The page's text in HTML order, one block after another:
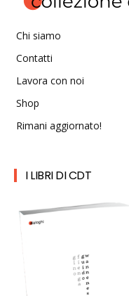
Chi siamo
Contatti
Lavora con noi
Shop
Rimani aggiornato!
I LIBRI DI CDT